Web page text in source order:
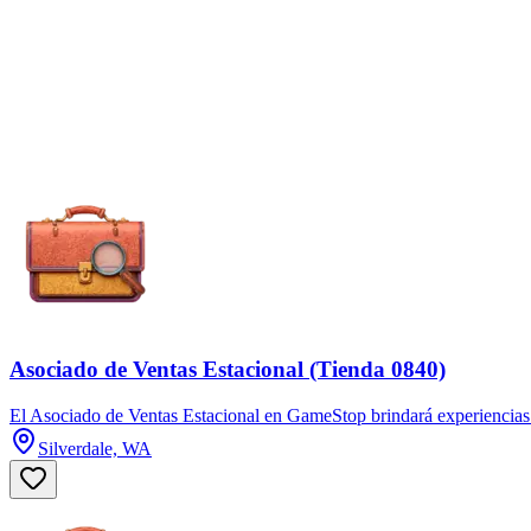
Asociado de Ventas Estacional (Tienda 0840)
El Asociado de Ventas Estacional en GameStop brindará
Silverdale, WA